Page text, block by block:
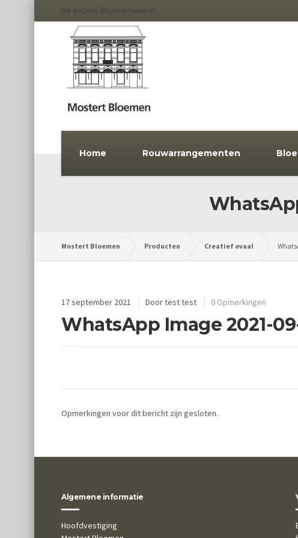
De andere Bloemenwinkel
Home Rouwarrangementen
Mostert Bloemen Producten Creatief ovaal
17 september 2021 Doortest test 0 Opmerkingen
WhatsApp Image 2021-09-
Opmerkingen voor dit bericht zijn gesloten.
Algemene informatie
Hoofdvestiging